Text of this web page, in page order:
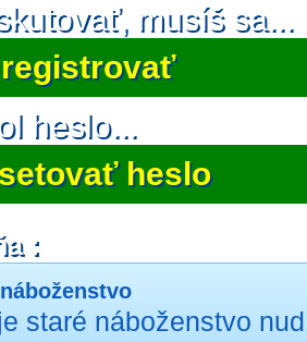
musíš sa...
registrovať
heslo...
heslo
:
staré náboženstvo